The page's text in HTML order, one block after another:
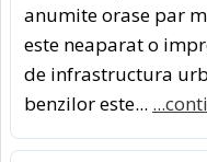
anumite orase par
este neaparat o
de infrastructura
benzilor este...